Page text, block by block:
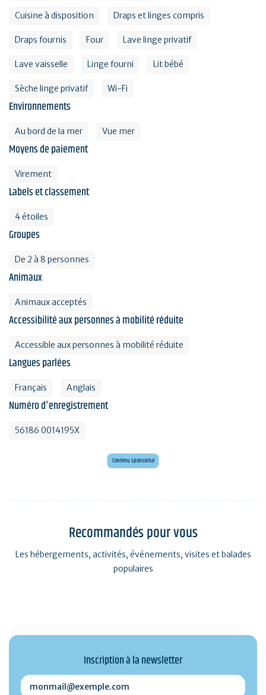
Cuisine à disposition Draps et linges compris
Draps fournis Four Lave linge privatif
Lave vaisselle Linge fourni Lit bébé
Sèche linge privatif Wi-Fi
Environnements
Au bord de la mer Vue mer
Moyens de paiement
Virement
Labels et classement
4 étoiles
Groupes
De 2 à 8 personnes
Animaux
Animaux acceptés
Accessibilité aux personnes à mobilité réduite
Accessible aux personnes à mobilité réduite
Langues parlées
Français Anglais
Numéro d'enregistrement
56186 0014195X
Contenu sponsorisé
Voyagez en Préhistoire !
Recommandés pour vous
Les hébergements, activités, événements, visites et balades
populaires
Inscription à la newsletter
monmail@exemple.com